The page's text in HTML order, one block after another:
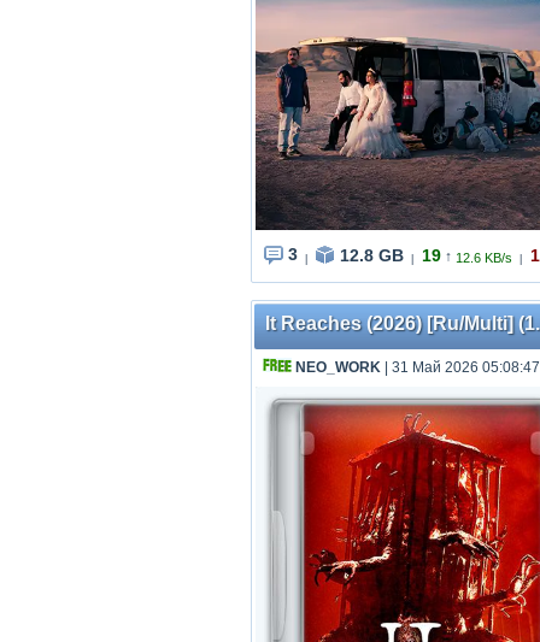
3 12.8 GB 19 ↑ 12.6 KB/s 1
It Reaches (2026) [Ru/Multi]
NEO_WORK | 31 Май 2026 05:08:47